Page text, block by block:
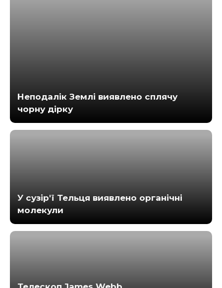
Неподалік Землі виявлено сплячу
чорну дірку
У сузір'ї Тельця виявлено органічні
молекули